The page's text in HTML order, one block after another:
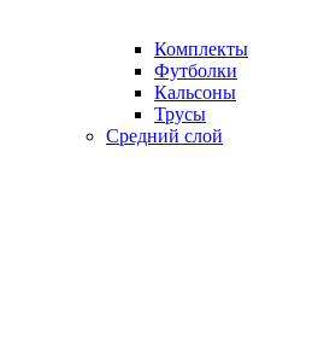
Комплекты
Футболки
Кальсоны
Трусы
Средний слой